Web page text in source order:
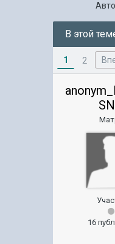
В этой
1 2
16